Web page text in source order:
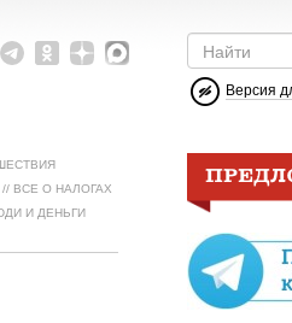
Версия
// ВСЕ О НАЛОГАХ
И ДЕНЬГИ